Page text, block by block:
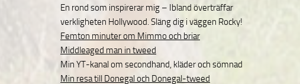
En rond som inspirerar mig – Ibland överträffar
verkligheten Hollywood. Släng dig i väggen Rocky!
Femton minuter om Mimmo och briar
Middleaged man in tweed
Min YT-kanal om secondhand, kläder och sömnad
Min resa till Donegal och Donegal-tweed